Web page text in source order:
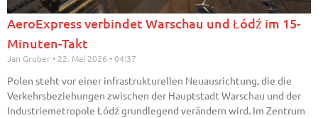
AeroExpress verbindet Warschau und Łódź im 15-
Minuten-Takt
Jan Gruber 22. Mai 2026 04:37
Polen steht vor einer infrastrukturellen Neuausrichtung, die die
Verkehrsbeziehungen zwischen der Hauptstadt Warschau und der
Industriemetropole Łódź grundlegend verändern wird. Im Zentrum